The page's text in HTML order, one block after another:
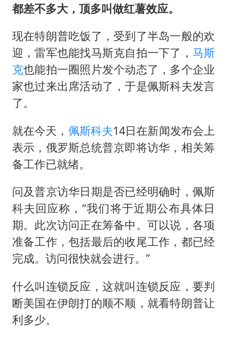
都差不多大，顶多叫做红薯效应。
现在特朗普吃饭了，受到了半岛一般的欢
迎，雷军也能找马斯克自拍一下了， 马斯
克也能拍一圈照片发个动态了，多个企业
家也过来出席活动了，于是佩斯科夫发言
了。
就在今天， 佩斯科夫14日在新闻发布会上
表示，俄罗斯总统普京即将访华，相关筹
备工作已就绪。
问及普京访华日期是否已经明确时，佩斯
科夫回应称，“我们将于近期公布具体日
期。此次访问正在筹备中。可以说，各项
准备工作，包括最后的收尾工作，都已经
完成。访问很快就会进行。”
什么叫连锁反应，这就叫连锁反应，要判
断美国在伊朗打的顺不顺，就看特朗普让
利多少。